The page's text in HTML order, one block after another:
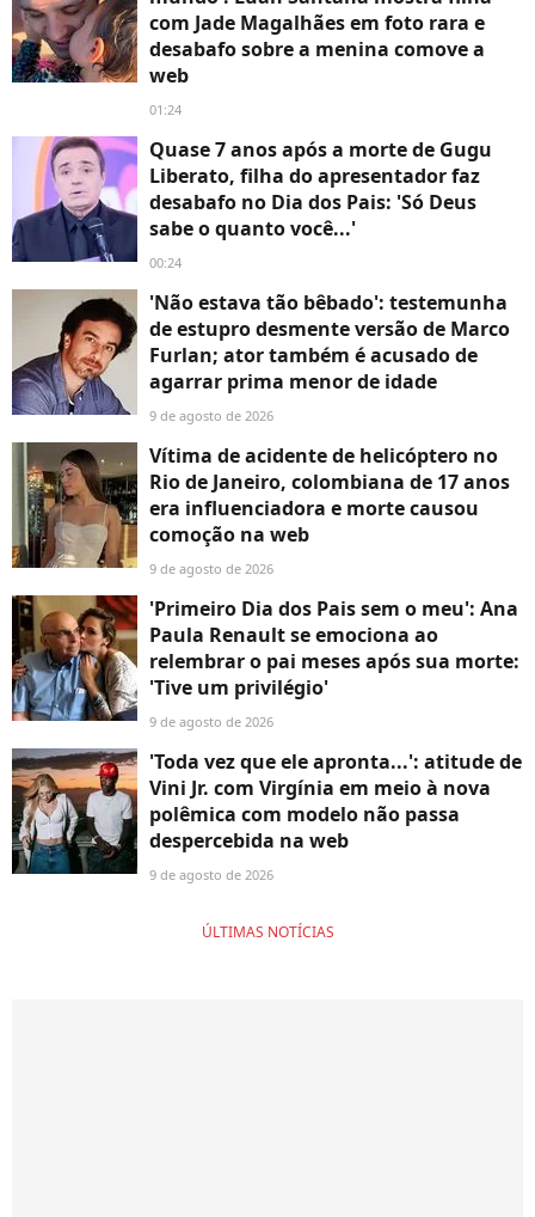
com Jade Magalhães em foto rara e
desabafo sobre a menina comove a
web
01:24
Quase 7 anos após a morte de Gugu
Liberato, filha do apresentador faz
desabafo no Dia dos Pais: 'Só Deus
sabe o quanto você...'
00:24
'Não estava tão bêbado': testemunha
de estupro desmente versão de Marco
Furlan; ator também é acusado de
agarrar prima menor de idade
9 de agosto de 2026
Vítima de acidente de helicóptero no
Rio de Janeiro, colombiana de 17 anos
era influenciadora e morte causou
comoção na web
9 de agosto de 2026
'Primeiro Dia dos Pais sem o meu': Ana
Paula Renault se emociona ao
relembrar o pai meses após sua morte:
'Tive um privilégio'
9 de agosto de 2026
'Toda vez que ele apronta...': atitude de
Vini Jr. com Virgínia em meio à nova
polêmica com modelo não passa
despercebida na web
9 de agosto de 2026
ÚLTIMAS NOTÍCIAS